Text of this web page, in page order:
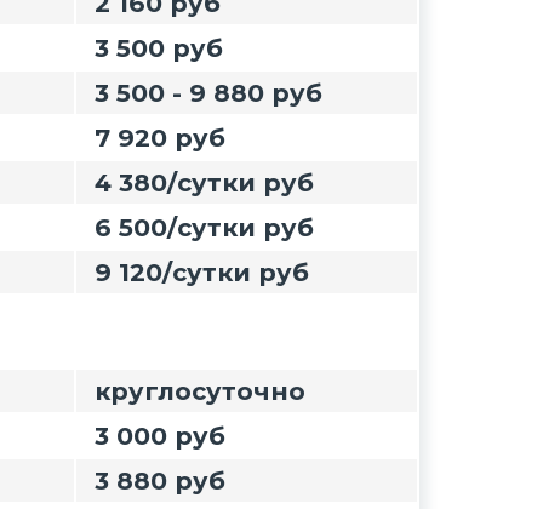
3 500 руб
3 500 - 9 880 руб
7 920 руб
4 380/сутки руб
6 500/сутки руб
9 120/сутки руб
круглосуточно
3 000 руб
3 880 руб